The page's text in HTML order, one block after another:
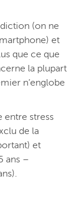
(on ne
et
que ce que
la plupart
n’englobe
entre stress
de la
et
ans –